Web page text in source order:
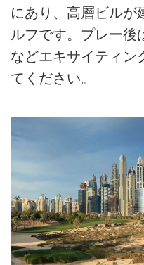
にあり、高層ビルが
ルフです。プレー後
などエキサイティン
てください。